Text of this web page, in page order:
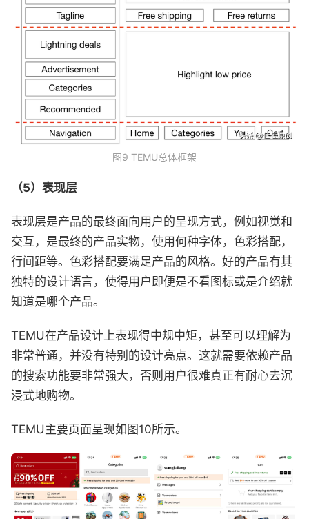
图9 TEMU总体框架
（5）表现层
表现层是产品的最终面向用户的呈现方式，例如视觉和
交互，是最终的产品实物，使用何种字体，色彩搭配，
行间距等。色彩搭配要满足产品的风格。好的产品有其
独特的设计语言，使得用户即便是不看图标或是介绍就
知道是哪个产品。
TEMU在产品设计上表现得中规中矩，甚至可以理解为
非常普通，并没有特别的设计亮点。这就需要依赖产品
的搜索功能要非常强大，否则用户很难真正有耐心去沉
浸式地购物。
TEMU主要页面呈现如图10所示。